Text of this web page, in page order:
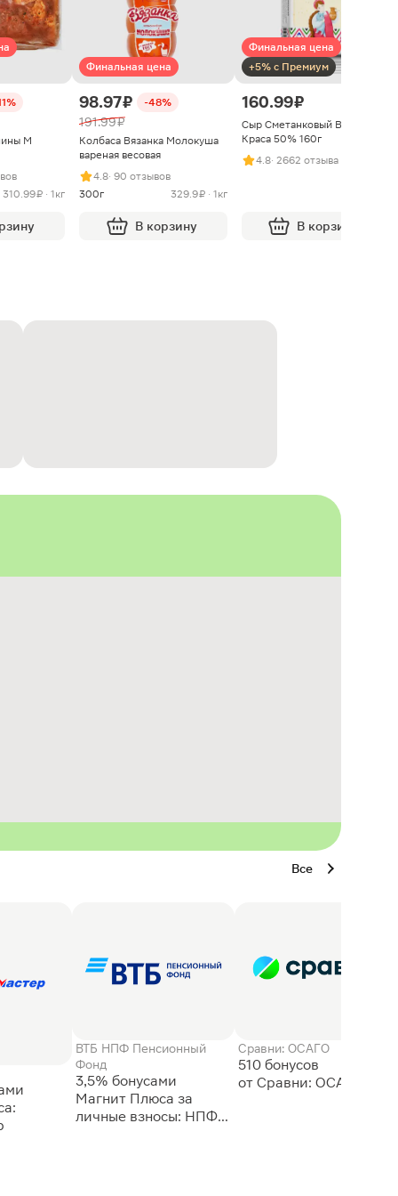
М
310.99 ₽ · 1кг
Финальная цена
98.97 ₽ -48%
191.99 ₽
Колбаса Вязанка Молокуша
вареная весовая
4.8· 90 отзывов
300г
329.9 ₽ · 1кг
В корзину
Финальная цена
+5% с Премиум
160.99 ₽
Сыр Сметанковый Варвара
Краса 50% 160г
4.8· 2662 отзыва
В корзину
Все
ВТБ НПФ Пенсионный
Фонд
3,5% бонусами
Магнит Плюса за
личные взносы: НПФ
Сравни: ОСАГО
510 бонусов